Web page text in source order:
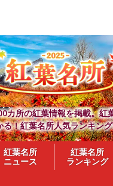
カ所の紅葉情報を掲載。紅
る！紅葉名所人気ランキン
紅葉名所
ニュース
紅葉名所
ランキング